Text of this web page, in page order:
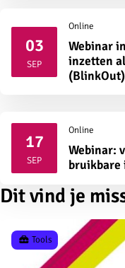
03
SEP2026
Online
Webinar
inzetten
(BlinkOut)
17
SEP2026
Online
Webinar:
bruikbare
Dit vind je
Tools